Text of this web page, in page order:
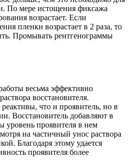
По мере истощения фиксажа
возрастает. Если
пленки возрастает в 2 раза, то
Промывать рентгенограммы
весьма эффективно
восстановителя.
что и проявитель, но в
Восстановитель добавляют в
уровень проявителя в нем
на частичный унос раствора
Благодаря этому удается
проявителя более